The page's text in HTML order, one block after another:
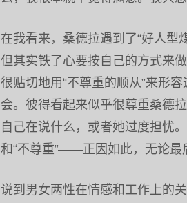
在我看来，桑德拉遇到了“好人型
但其实铁了心要按自己的方式来
很贴切地用“不尊重的顺从”来形
会。彼得看起来似乎很尊重桑德
自己在说什么，或者她过度担忧
和“不尊重”——正因如此，无论最
说到男女两性在情感和工作上的